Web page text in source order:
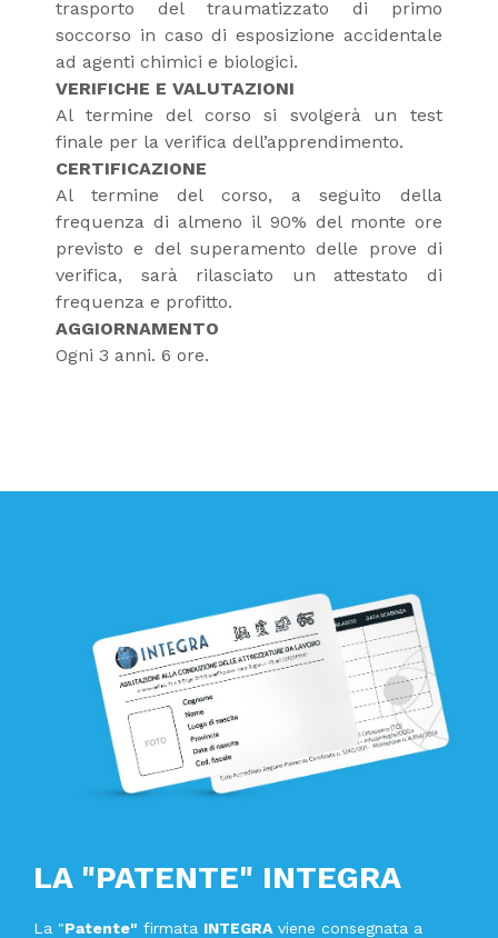
trasporto del traumatizzato di primo
soccorso in caso di esposizione accidentale
ad agenti chimici e biologici.
VERIFICHE E VALUTAZIONI
Al termine del corso si svolgerà un test
finale per la verifica dell’apprendimento.
CERTIFICAZIONE
Al termine del corso, a seguito della
frequenza di almeno il 90% del monte ore
previsto e del superamento delle prove di
verifica, sarà rilasciato un attestato di
frequenza e profitto.
AGGIORNAMENTO
Ogni 3 anni. 6 ore.
LA "PATENTE" INTEGRA
La "Patente" firmata INTEGRA viene consegnata a